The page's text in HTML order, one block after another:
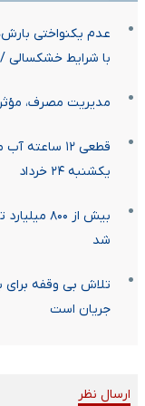
عدم یکنواختی
با شرایط خشکسالی / متوسط ۵۰۷ میلی‌متری
مدیریت مصرف،
قطعی ۱۲
یکشنبه ۲۴ خرداد
بیش از
شد
تلاش بی وقفه
جریان است
ارسال نظر